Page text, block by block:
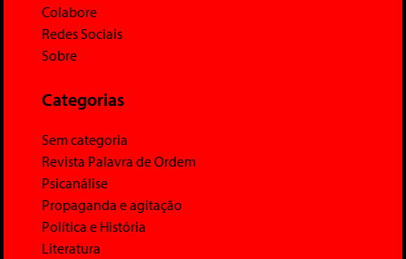
Colabore
Redes Sociais
Sobre
Categorias
Sem categoria
Revista Palavra de Ordem
Psicanálise
Propaganda e agitação
Política e História
Literatura